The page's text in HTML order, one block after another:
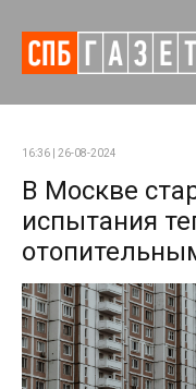
16:36 | 26-08-2024
В Москве
испытания